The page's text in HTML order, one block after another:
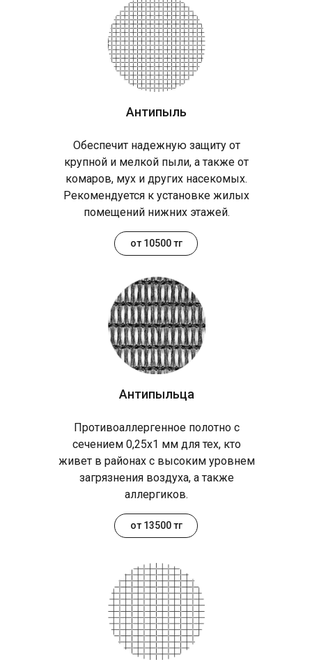
Антипыльца
Антипыль
Противоаллергенное полотно с
сечением 0,25х1 мм для тех, кто
живет в районах с высоким уровнем
загрязнения воздуха, а также
аллергиков.
Обеспечит надежную защиту от
крупной и мелкой пыли, а также от
комаров, мух и других насекомых.
Рекомендуется к установке жилых
помещений нижних этажей.
от 13500 тг
от 10500 тг